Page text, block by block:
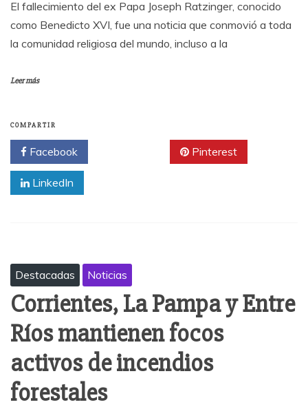
El fallecimiento del ex Papa Joseph Ratzinger, conocido
como Benedicto XVI, fue una noticia que conmovió a toda
la comunidad religiosa del mundo, incluso a la
Leer más
COMPARTIR
Facebook Pinterest
LinkedIn
Destacadas Noticias
Corrientes, La Pampa y Entre
Ríos mantienen focos
activos de incendios
forestales